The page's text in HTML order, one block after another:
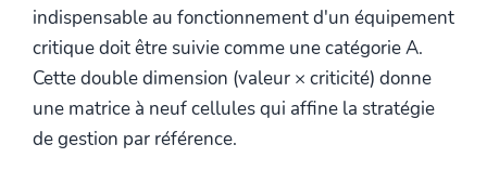
indispensable au fonctionnement d'un équipement
critique doit être suivie comme une catégorie A.
Cette double dimension (valeur × criticité) donne
une matrice à neuf cellules qui affine la stratégie
de gestion par référence.